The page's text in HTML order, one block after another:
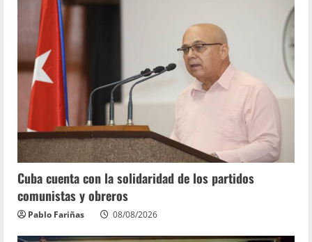
Cuba cuenta con la solidaridad de los partidos
comunistas y obreros
Pablo Fariñas 08/08/2026